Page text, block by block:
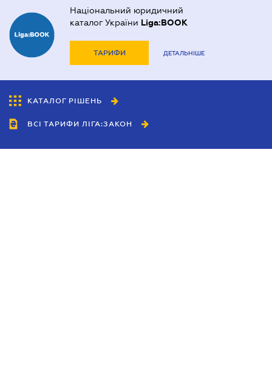
Національний юридичний
каталог України Liga:BOOK
ТАРИФИ ДЕТАЛЬНІШЕ
КАТАЛОГ РІШЕНЬ
ВСІ ТАРИФИ ЛІГА:ЗАКОН